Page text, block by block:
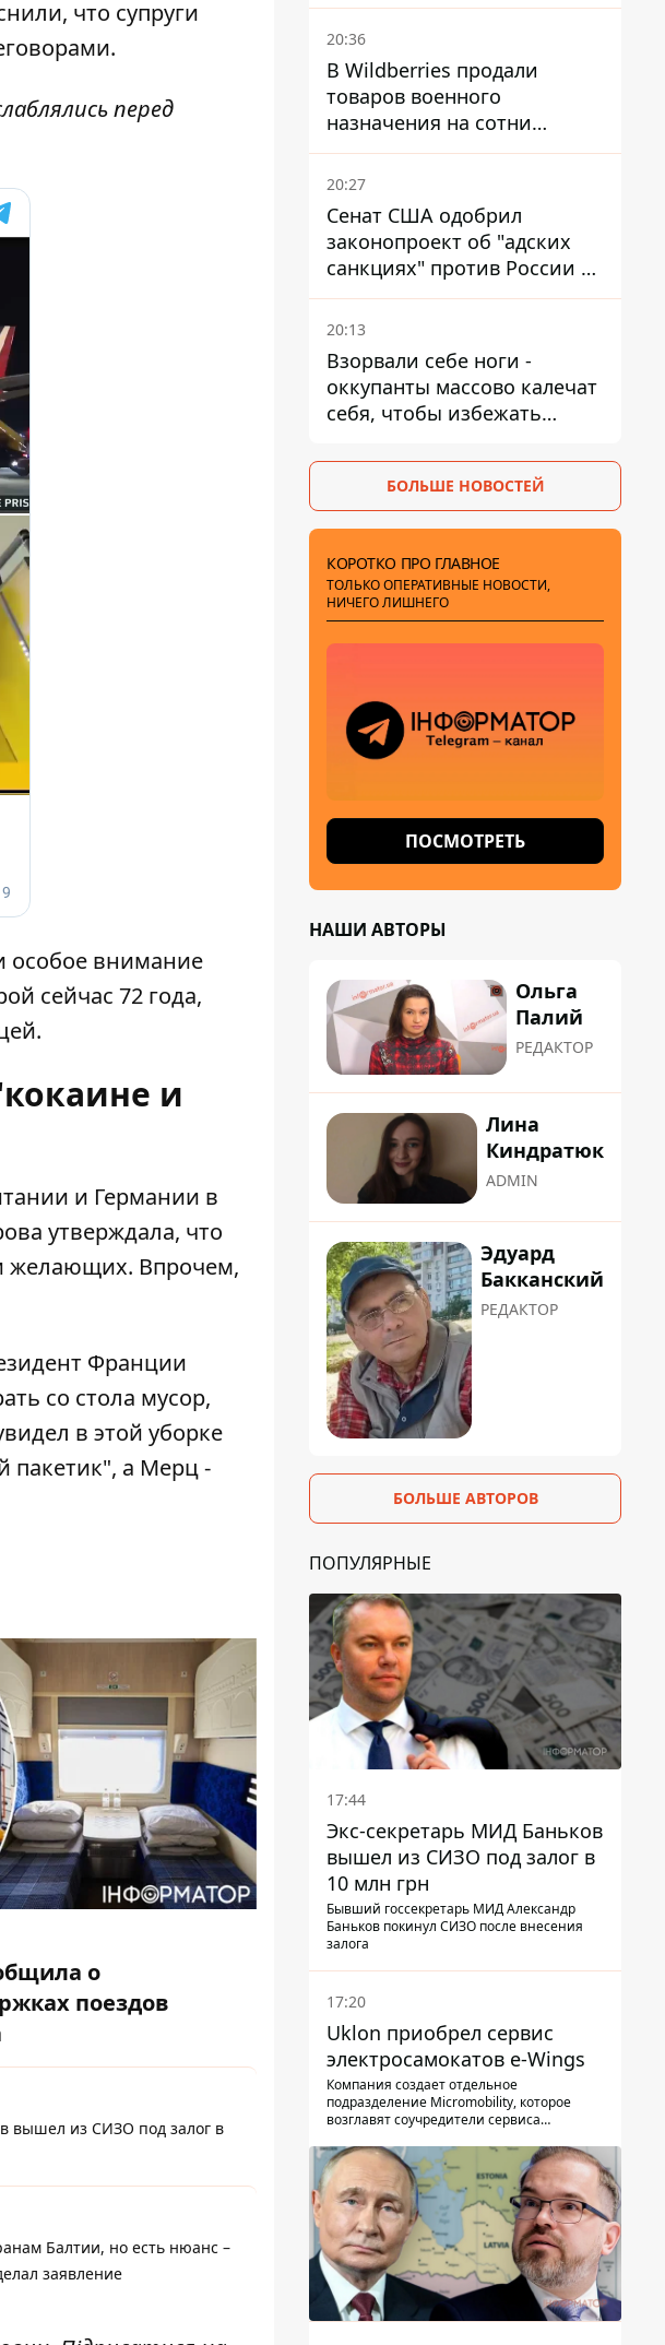
что супруги
перед
особое внимание
сейчас 72 года,
и
и Германии в
утверждала, что
желающих. Впрочем,
Франции
со стола мусор,
в этой уборке
пакетик", а Мерц -
о
поездов
вышел из СИЗО под залог в
Балтии, но есть нюанс –
заявление
20:36
В Wildberries продали
товаров военного
назначения на сотни
миллионов, но удары ВСУ
изменили ситуацию
20:27
Сенат США одобрил
законопроект об "адских
санкциях" против России и
Ирана
20:13
Взорвали себе ноги -
оккупанты массово калечат
себя, чтобы избежать
БОЛЬШЕ НОВОСТЕЙ
КОРОТКО ПРО ГЛАВНОЕ
ТОЛЬКО ОПЕРАТИВНЫЕ НОВОСТИ,
НИЧЕГО ЛИШНЕГО
ПОСМОТРЕТЬ
НАШИ АВТОРЫ
Ольга
Палий
РЕДАКТОР
Лина
Киндратюк
ADMIN
Эдуард
Бакканский
РЕДАКТОР
БОЛЬШЕ АВТОРОВ
ПОПУЛЯРНЫЕ
17:44
Экс-секретарь МИД Баньков
вышел из СИЗО под залог в
10 млн грн
Бывший госсекретарь МИД Александр
Баньков покинул СИЗО после внесения
залога
17:20
Uklon приобрел сервис
электросамокатов e-Wings
Компания создает отдельное
подразделение Micromobility, которое
возглавят соучредители сервиса